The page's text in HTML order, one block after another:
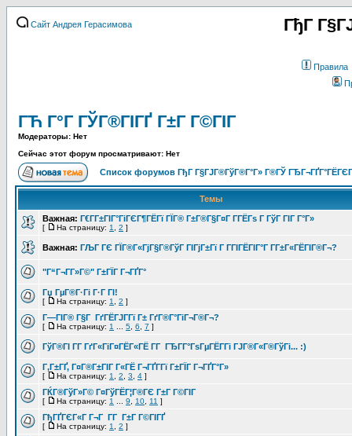
Сайт Андрея Герасимова ГђГ
Правила
ГЋ Г°Г ГЎГ®ГІГҐ Г±Г Г©ГІГ
Модераторы: Нет
Сейчас этот форум просматривают: Нет
Список форумов ГђГ Г§ГЈГ®ГўГ®Г°Г» Г®ГЎ
Темы
Важная: Г€Г­Г±ГІГ°ГіГЄГ¶ГЁГї ГЇГ® Г±Г®Г§Г¤Г Г­ГЁГѕ Г ГўГ ГІГ Г°Г»
[ На страницу: 1 2 ]
Важная: ГЉГ ГЄ ГЇГ®Г«ГјГ§Г®ГўГ ГІГјГ±Гї Г Г­ГІГЁГІГ°Г Г­Г±Г«ГЁГІГ®Г¬?
"Г“Г¬Г­Г»Г©" Г±ГЇГ Г¬ГҐГ°
Гџ ГµГ®Г·Гі Г·Г ГІ!
[ На страницу: 1 2 ]
Г—ГІГ® Г§Г ГґГЁГЈГ­Гї Г± ГґГ®Г°ГіГ¬Г®Г¬?
[ На страницу: 1 5 6 7 ]
ГўГ®ГІ Г­Г ГґГ«ГіГ¤ГЁГ«ГЁ Г­Г ГЂГ­Г°ГѕГµГЁГ­Гі ГЈГ®Г«Г®ГўГі... :)
Г‚Г±ГҐ, Г¤Г®Г±ГІГ Г«ГЁ Г¬ГҐГ­Гї Г±ГЇГ Г¬ГҐГ°Г»
[ На страницу: 1 2 3 4 ]
ГЌГ®ГўГ»Г© Г¤ГўГЁГ¦Г®ГЄ Г±Г Г©ГІГ
[ На страницу: 1 9 10 11 ]
ГђГҐГЄГ«Г Г¬Г Г­Г Г±Г Г©ГІГҐ
[ На страницу: 1 2 ]